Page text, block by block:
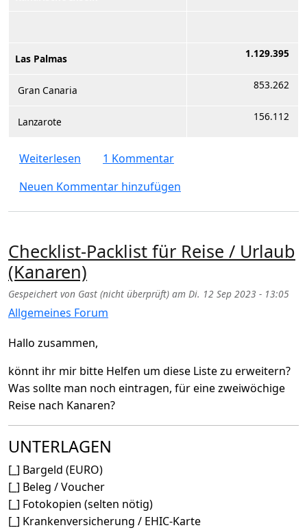
Las Palmas 1.129.395
Gran Canaria 853.262
Lanzarote 156.112
Weiterlesen über Kanarische Inseln:
1 Kommentar
Neuen Kommentar hinzufügen
Checklist-Packlist für Reise / Urlaub
(Kanaren)
Gespeichert von Gast (nicht überprüft) am Di. 12 Sep 2023 - 13:05
Allgemeines Forum
Hallo zusammen,
könnt ihr mir bitte Helfen um diese Liste zu erweitern?
Was sollte man noch eintragen, für eine zweiwöchige
Reise nach Kanaren?
UNTERLAGEN
[_] Bargeld (EURO)
[_] Beleg / Voucher
[_] Fotokopien (selten nötig)
[_] Krankenversicherung / EHIC-Karte